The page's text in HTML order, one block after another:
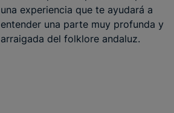
una experiencia que te ayudará a
entender una parte muy profunda y
arraigada del folklore andaluz.